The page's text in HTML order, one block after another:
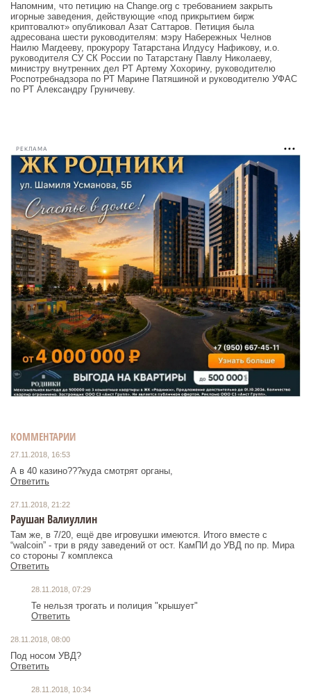
Напомним, что петицию на Change.org с требованием закрыть
игорные заведения, действующие «под прикрытием бирж
криптовалют» опубликовал Азат Саттаров. Петиция была
адресована шести руководителям: мэру Набережных Челнов
Наилю Магдееву, прокурору Татарстана Илдусу Нафикову, и.о.
руководителя СУ СК России по Татарстану Павлу Николаеву,
министру внутренних дел РТ Артему Хохорину, руководителю
Роспотребнадзора по РТ Марине Патяшиной и руководителю УФАС
по РТ Александру Груничеву.
РЕКЛАМА
КОММЕНТАРИИ
27.11.2018, 16:53
А в 40 казино???куда смотрят органы,
Ответить
27.11.2018, 21:22
Раушан Валиуллин
Там же, в 7/20, ещё две игровушки имеются. Итого вместе с
“walcoin” - три в ряду заведений от ост. КамПИ до УВД по пр. Мира
со стороны 7 комплекса
Ответить
28.11.2018, 07:29
Те нельзя трогать и полиция "крышует"
Ответить
28.11.2018, 08:00
Под носом УВД?
Ответить
28.11.2018, 10:34